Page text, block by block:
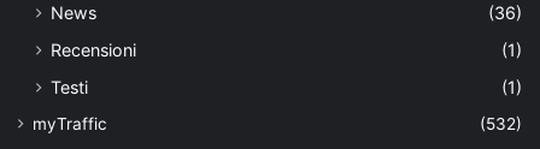
News
(36)
Recensioni
(1)
Testi
(1)
myTraffic
(532)